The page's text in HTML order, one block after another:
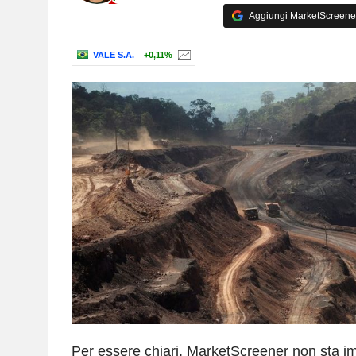
Aggiungi
VALE S.A. +0,11%
Per essere chiari, MarketScreener non sta